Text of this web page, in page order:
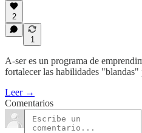
2
1
A-ser es un programa de
fortalecer las habilidades "blandas"
Leer →
Comentarios